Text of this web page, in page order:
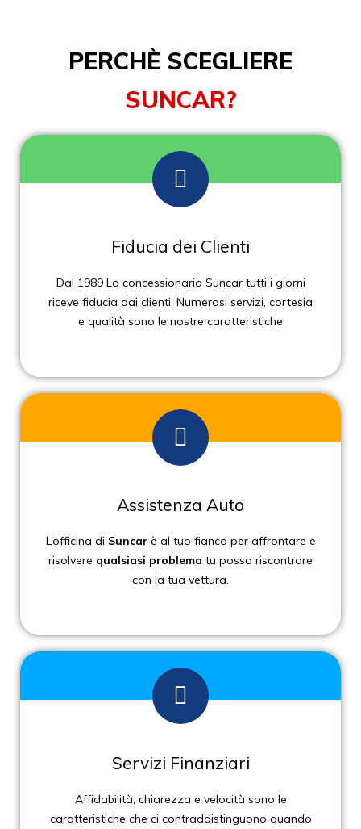
PERCHÈ SCEGLIERE
SUNCAR?
Fiducia dei Clienti
Dal 1989 La concessionaria Suncar tutti i giorni
riceve fiducia dai clienti. Numerosi servizi, cortesia
e qualità sono le nostre caratteristiche
Assistenza Auto
L’officina di Suncarè al tuo fianco per affrontare e
risolvere qualsiasi problema tu possa riscontrare
con la tua vettura.
Servizi Finanziari
Affidabilità, chiarezza e velocità sono le
caratteristiche che ci contraddistinguono quando